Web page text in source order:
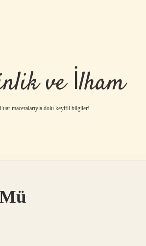
ve İlham
Fuar maceralarıyla dolu keyifli bilgiler!